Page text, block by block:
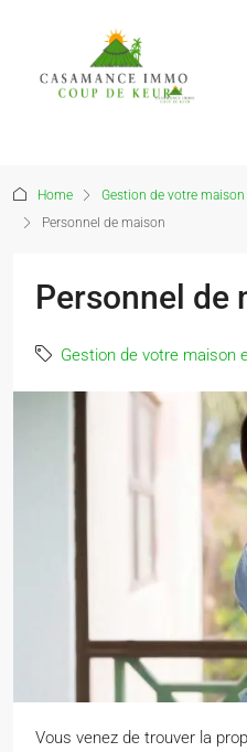
Home
Gestion de votre
Personnel de maison
Personnel de
Gestion de votre maison
Vous venez de trouver la